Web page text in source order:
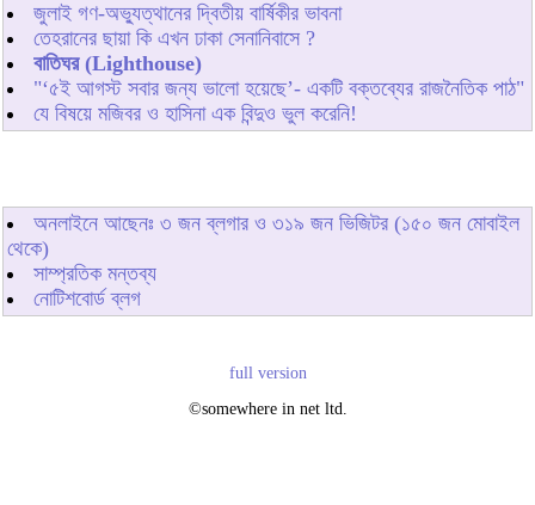
জুলাই গণ-অভ্যুত্থানের দ্বিতীয় বার্ষিকীর ভাবনা
তেহরানের ছায়া কি এখন ঢাকা সেনানিবাসে ?
বাতিঘর (Lighthouse)
"‘৫ই আগস্ট সবার জন্য ভালো হয়েছে’- একটি বক্তব্যের রাজনৈতিক পাঠ"
যে বিষয়ে মজিবর ও হাসিনা এক বিন্দুও ভুল করেনি!
অনলাইনে আছেনঃ ৩ জন ব্লগার ও ৩১৯ জন ভিজিটর (১৫০ জন মোবাইল
থেকে)
সাম্প্রতিক মন্তব্য
নোটিশবোর্ড ব্লগ
full version
©somewhere in net ltd.